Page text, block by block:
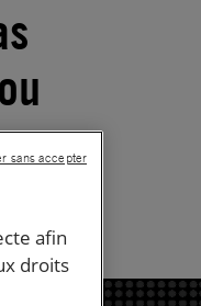
afin
droits
sans accepter